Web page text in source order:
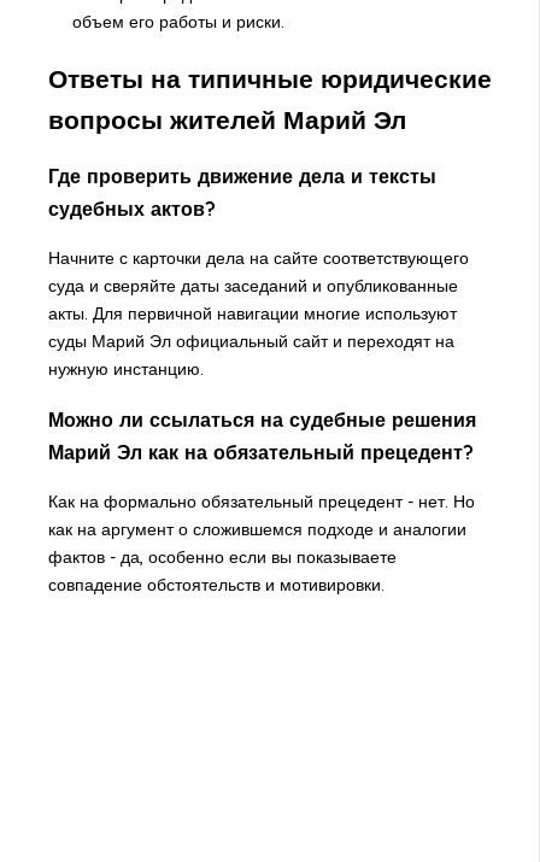
объем его работы и риски.
Ответы на типичные юридические
вопросы жителей Марий Эл
Где проверить движение дела и тексты
судебных актов?
Начните с карточки дела на сайте соответствующего
суда и сверяйте даты заседаний и опубликованные
акты. Для первичной навигации многие используют
суды Марий Эл официальный сайт и переходят на
нужную инстанцию.
Можно ли ссылаться на судебные решения
Марий Эл как на обязательный прецедент?
Как на формально обязательный прецедент - нет. Но
как на аргумент о сложившемся подходе и аналогии
фактов - да, особенно если вы показываете
совпадение обстоятельств и мотивировки.